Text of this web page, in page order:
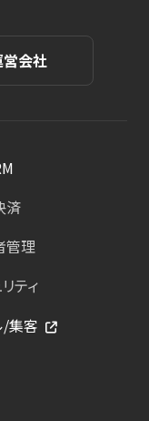
会社
済
管理
ティ
/集客